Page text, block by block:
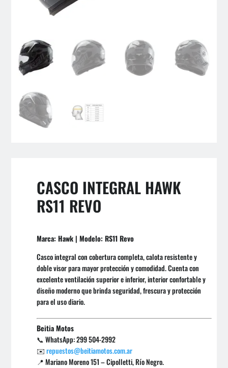
CASCO INTEGRAL HAWK
RS11 REVO
Marca: Hawk | Modelo: RS11 Revo
Casco integral con cobertura completa, calota resistente y
doble visor para mayor protección y comodidad. Cuenta con
excelente ventilación superior e inferior, interior confortable y
diseño moderno que brinda seguridad, frescura y protección
para el uso diario.
Beitia Motos
📞 WhatsApp: 299 504-2992
✉️repuestos@beitiamotos.com.ar
📍 Mariano Moreno 151 – Cipolletti, Río Negro.